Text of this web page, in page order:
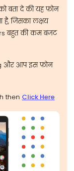
बता दे की यह फ़ोन
जिसका लक्षय
बहुत की कम बजट
और आप इस फ़ोन
then Click Here